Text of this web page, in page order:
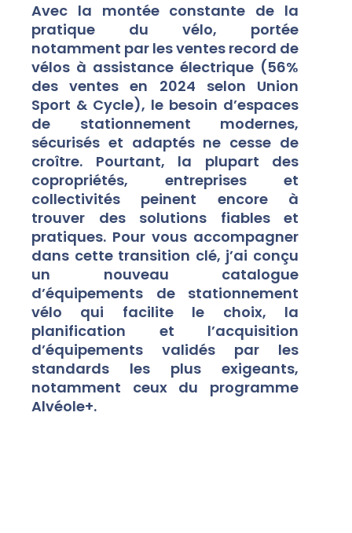
Avec la montée constante de la
pratique du vélo, portée
notamment par les ventes record de
vélos à assistance électrique (56%
des ventes en 2024 selon Union
Sport & Cycle), le besoin d’espaces
de stationnement modernes,
sécurisés et adaptés ne cesse de
croître. Pourtant, la plupart des
copropriétés, entreprises et
collectivités peinent encore à
trouver des solutions fiables et
pratiques. Pour vous accompagner
dans cette transition clé, j’ai conçu
un nouveau catalogue
d’équipements de stationnement
vélo qui facilite le choix, la
planification et l’acquisition
d’équipements validés par les
standards les plus exigeants,
notamment ceux du programme
Alvéole+.